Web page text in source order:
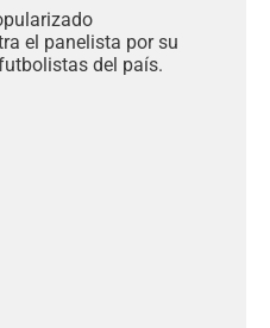
el panelista por su
del país.